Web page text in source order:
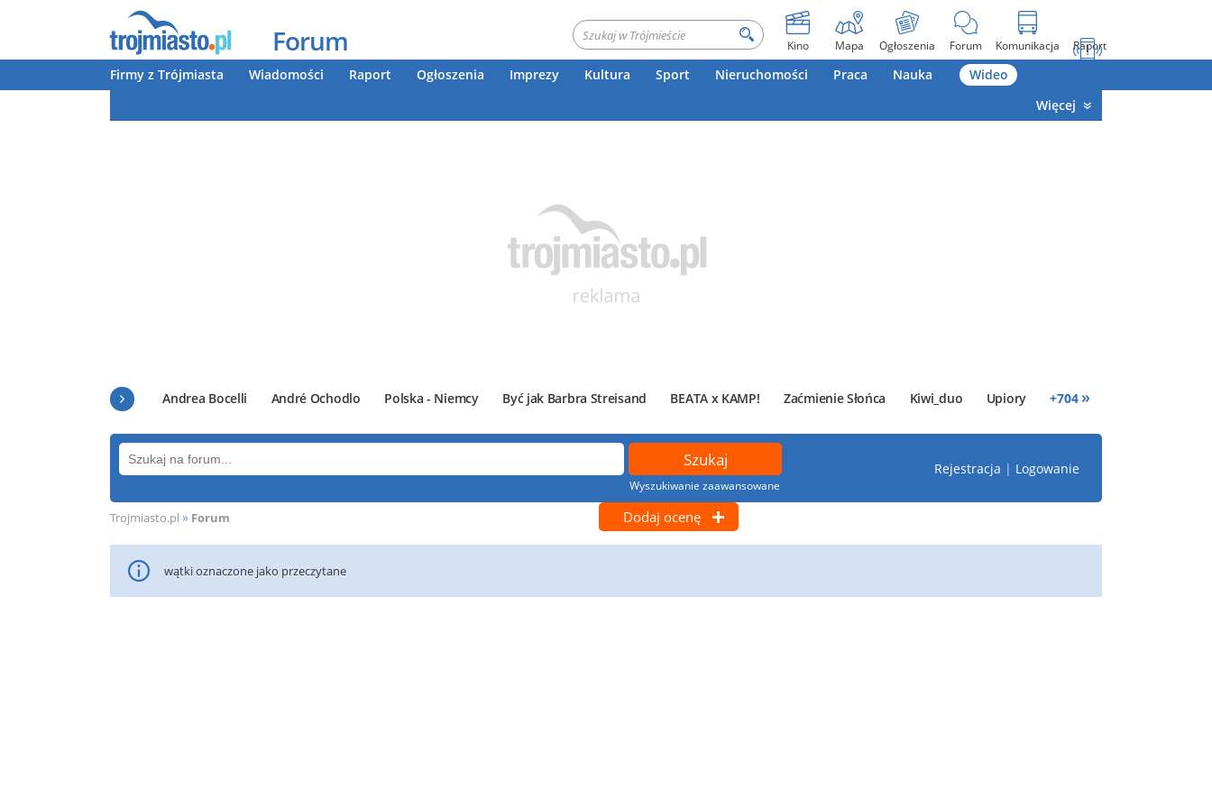
Forum Kino Mapa Ogłoszenia Forum Komunikacja Raport
Firmy z Trójmiasta Wiadomości Raport Ogłoszenia Imprezy Kultura Sport Nieruchomości Praca Nauka
Wideo
Więcej
Andrea Bocelli André Ochodlo Polska - Niemcy Być jak Barbra Streisand BEATA x KAMP! Zaćmienie Słońca Kiwi_duo Upiory +704 »
Wyszukiwanie zaawansowane
Rejestracja | Logowanie
Trojmiasto.pl » Forum Dodaj ocenę
wątki oznaczone jako przeczytane